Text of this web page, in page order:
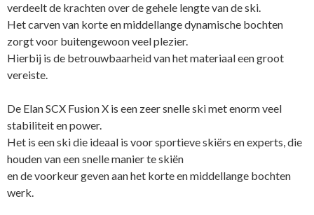
verdeelt de krachten over de gehele lengte van de ski.
Het carven van korte en middellange dynamische bochten
zorgt voor buitengewoon veel plezier.
Hierbij is de betrouwbaarheid van het materiaal een groot
vereiste.
De Elan SCX Fusion X is een zeer snelle ski met enorm veel
stabiliteit en power.
Het is een ski die ideaal is voor sportieve skiërs en experts, die
houden van een snelle manier te skiën
en de voorkeur geven aan het korte en middellange bochten
werk.